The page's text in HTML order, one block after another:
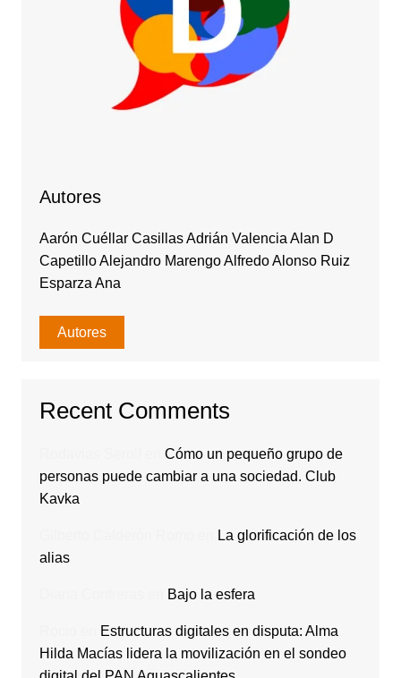
Autores
Aarón Cuéllar Casillas Adrián Valencia Alan D
Capetillo Alejandro Marengo Alfredo Alonso Ruiz
Esparza Ana
Autores
Recent Comments
Cómo un pequeño grupo de
personas puede cambiar a una sociedad. Club
Kavka
La glorificación de los
alias
Bajo la esfera
Estructuras digitales en disputa: Alma
Hilda Macías lidera la movilización en el sondeo